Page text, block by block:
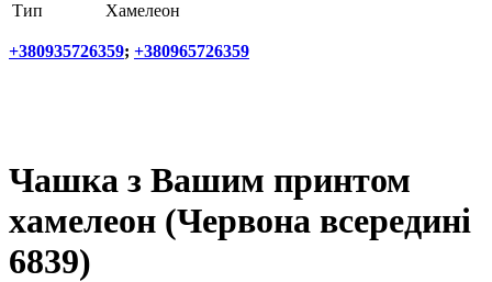
Тип
Хамелеон
+380935726359; +380965726359
Чашка з Вашим принтом
хамелеон (Червона всередині
6839)